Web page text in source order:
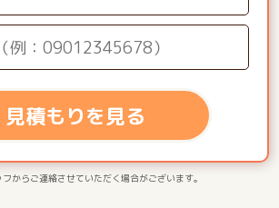
見積もりを見る
からご連絡させていただく場合がございます。